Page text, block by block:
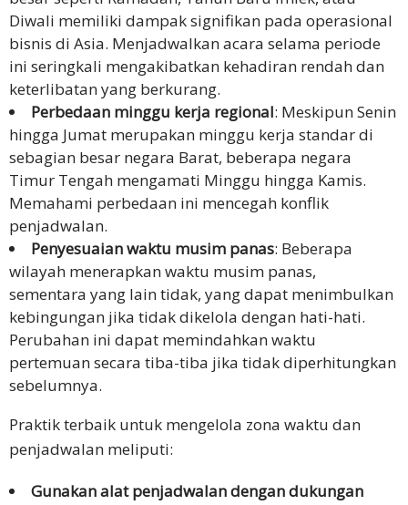
Diwali memiliki dampak signifikan pada operasional
bisnis di Asia. Menjadwalkan acara selama periode
ini seringkali mengakibatkan kehadiran rendah dan
keterlibatan yang berkurang.
Perbedaan minggu kerja regional: Meskipun Senin
hingga Jumat merupakan minggu kerja standar di
sebagian besar negara Barat, beberapa negara
Timur Tengah mengamati Minggu hingga Kamis.
Memahami perbedaan ini mencegah konflik
penjadwalan.
Penyesuaian waktu musim panas: Beberapa
wilayah menerapkan waktu musim panas,
sementara yang lain tidak, yang dapat menimbulkan
kebingungan jika tidak dikelola dengan hati-hati.
Perubahan ini dapat memindahkan waktu
pertemuan secara tiba-tiba jika tidak diperhitungkan
sebelumnya.
Praktik terbaik untuk mengelola zona waktu dan
penjadwalan meliputi:
Gunakan alat penjadwalan dengan dukungan